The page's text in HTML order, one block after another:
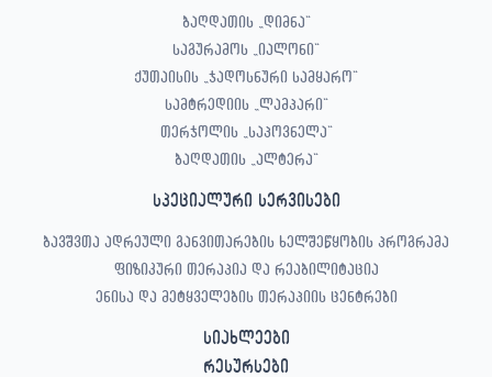
ბაღდათის „დიმნა“
საგურამოს „იალონი“
ქუთაისის „ჯადოსნური სამყარო“
სამტრედიის „ლამპარი“
თერჯოლის „საპოვნელა“
ბაღდათის „ალტერა“
სპეციალური სერვისები
ბავშვთა ადრეული განვითარების ხელშეწყობის პროგრამა
ფიზიკური თერაპია და რეაბილიტაცია
ენისა და მეტყველების თერაპიის ცენტრები
სიახლეები
რესურსები